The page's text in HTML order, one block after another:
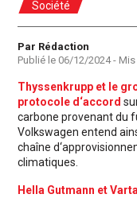
Société
Auteur
Par Rédaction
Publié le 06/12/2024- Mis
Thyssenkrupp et le
protocole d‘accord
carbone provenant du
Volkswagen entend
chaîne
climatiques.
Hella Gutmann et